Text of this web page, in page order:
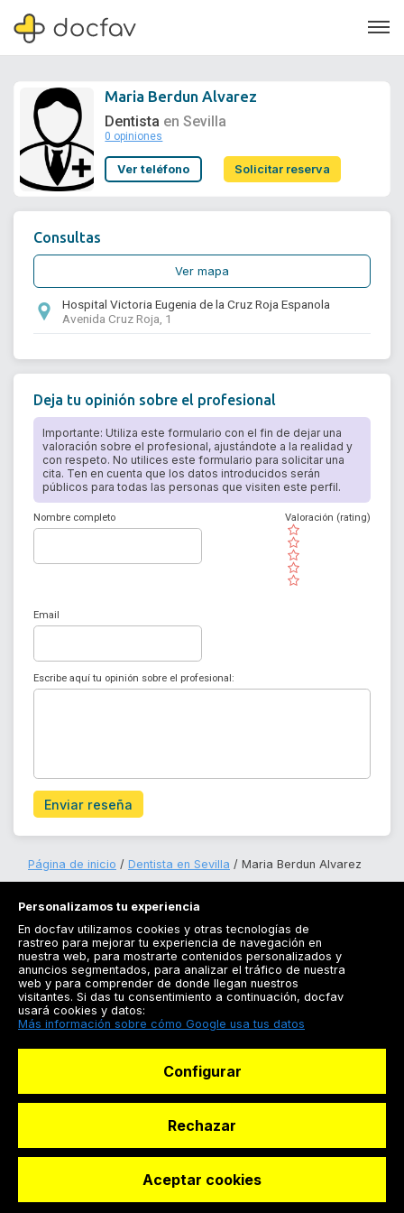
Soporte
Maria Berdun Alvarez
Dentista en Sevilla
0 opiniones
Ver teléfono Solicitar reserva
Solicitar reserva
Consultas
Ver mapa
Hospital Victoria Eugenia de la Cruz Roja Espanola
Avenida Cruz Roja, 1
Deja tu opinión sobre el profesional
Importante: Utiliza este formulario con el fin de dejar una
valoración sobre el profesional, ajustándote a la realidad y
con respeto. No utilices este formulario para solicitar una
cita. Ten en cuenta que los datos introducidos serán
públicos para todas las personas que visiten este perfil.
Nombre completo
( )
( )
( )
( )
( )
Valoración (rating)
Email
Escribe aquí tu opinión sobre el profesional:
Enviar reseña
Página de inicio Dentista en Sevilla Maria Berdun Alvarez
Registrarse
Docfav
© Dashboard Technologies S.L
Personalizamos tu experiencia
En docfav utilizamos cookies y otras tecnologías de
rastreo para mejorar tu experiencia de navegación en
nuestra web, para mostrarte contenidos personalizados y
anuncios segmentados, para analizar el tráfico de nuestra
web y para comprender de donde llegan nuestros
visitantes. Si das tu consentimiento a continuación, docfav
usará cookies y datos:
Más información sobre cómo Google usa tus datos
Configurar
Rechazar
Aceptar cookies